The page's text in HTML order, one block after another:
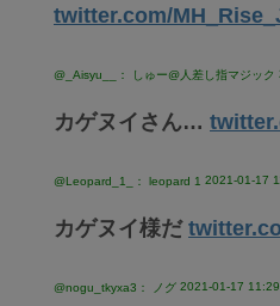
twitter.com/
@_Aisyu__： しゅー@人差し指マジック
カゲヌイさん…
@Leopard_1_： leopard 1 2021-01-17
カゲヌイ様だ
@nogu_tkyxa3： ノグ 2021-01-17 11:29